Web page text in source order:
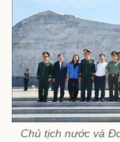
Chủ tịch nước và